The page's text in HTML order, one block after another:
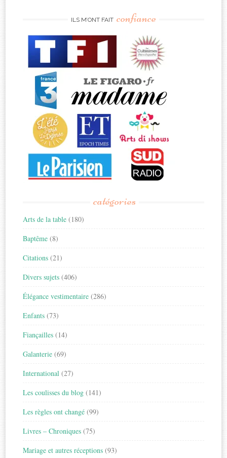
ILS M’ONT FAIT confiance
catégories
Arts de la table (180)
Baptême (8)
Citations (21)
Divers sujets (406)
Élégance vestimentaire (286)
Enfants (73)
Fiançailles (14)
Galanterie (69)
International (27)
Les coulisses du blog (141)
Les règles ont changé (99)
Livres – Chroniques (75)
Mariage et autres réceptions (93)